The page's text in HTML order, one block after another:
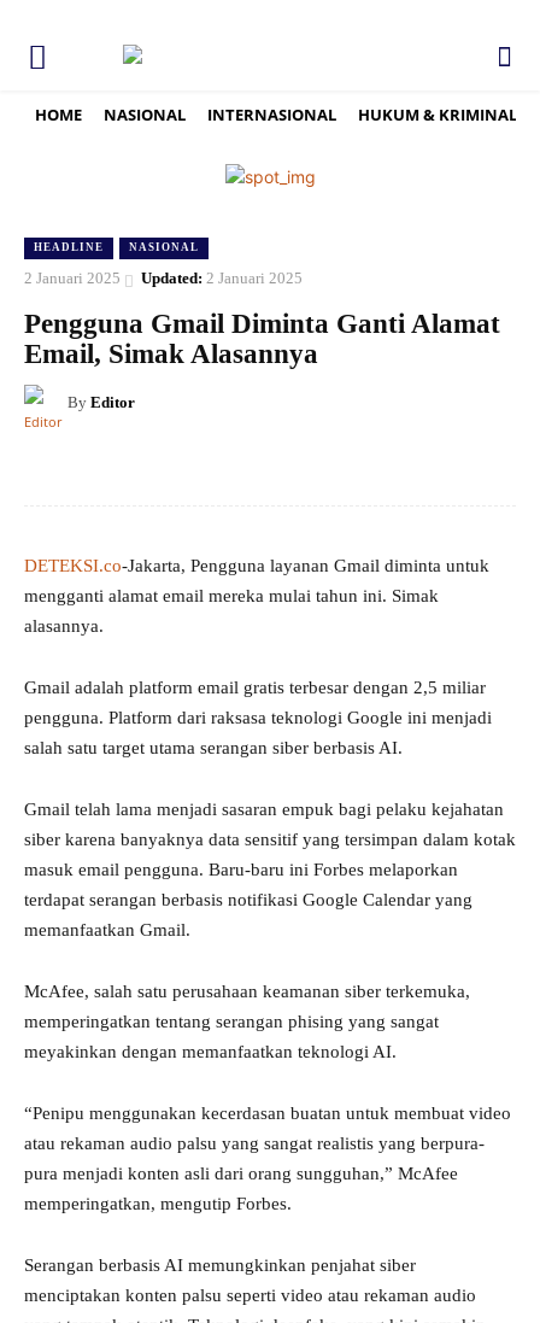
HOME NASIONAL INTERNASIONAL HUKUM & KRIMINAL
HEADLINE NASIONAL
2 Januari 2025 Updated: 2 Januari 2025
Pengguna Gmail Diminta Ganti Alamat
Email, Simak Alasannya
By Editor
DETEKSI.co-Jakarta, Pengguna layanan Gmail diminta untuk
mengganti alamat email mereka mulai tahun ini. Simak
alasannya.
Gmail adalah platform email gratis terbesar dengan 2,5 miliar
pengguna. Platform dari raksasa teknologi Google ini menjadi
salah satu target utama serangan siber berbasis AI.
Gmail telah lama menjadi sasaran empuk bagi pelaku kejahatan
siber karena banyaknya data sensitif yang tersimpan dalam kotak
masuk email pengguna. Baru-baru ini Forbes melaporkan
terdapat serangan berbasis notifikasi Google Calendar yang
memanfaatkan Gmail.
McAfee, salah satu perusahaan keamanan siber terkemuka,
memperingatkan tentang serangan phising yang sangat
meyakinkan dengan memanfaatkan teknologi AI.
“Penipu menggunakan kecerdasan buatan untuk membuat video
atau rekaman audio palsu yang sangat realistis yang berpura-
pura menjadi konten asli dari orang sungguhan,” McAfee
memperingatkan, mengutip Forbes.
Serangan berbasis AI memungkinkan penjahat siber
menciptakan konten palsu seperti video atau rekaman audio